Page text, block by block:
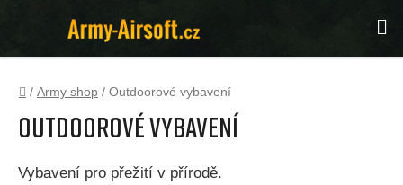
Domů
/ Army shop / Outdoorové vybavení
Outdoorové vybavení
Vybavení pro přežití v přírodě.